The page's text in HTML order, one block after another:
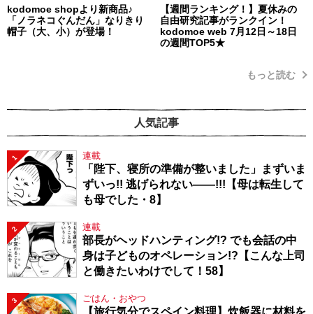
kodomoe shopより新商品♪
「ノラネコぐんだん」なりきり
帽子（大、小）が登場！
【週間ランキング！】夏休みの
自由研究記事がランクイン！
kodomoe web 7月12日～18日
の週間TOP5★
もっと読む
人気記事
1 連載
「陛下、寝所の準備が整いました」まずいま
ずいっ!! 逃げられない――!!!【母は転生して
も母でした・8】
2 連載
部長がヘッドハンティング!? でも会話の中
身は子どものオペレーション!?【こんな上司
と働きたいわけでして！58】
3 ごはん・おやつ
【旅行気分でスペイン料理】炊飯器に材料を